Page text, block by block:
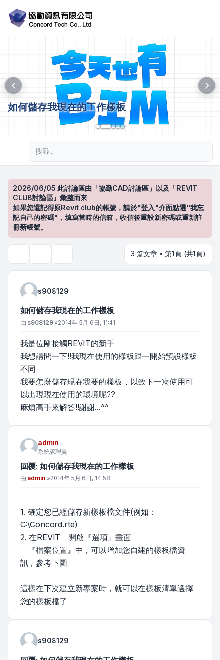
如何儲存我現在的工作樣板
2026/06/05 此討論區由「協勤CAD討論區」以及「REVIT
CLUB討論區」彙整而來
如果您還記得原Revit club的帳號，請於"登入"介面點選"我忘
記自己的密碼"，填寫當時的信箱，收信後重設新密碼或重新註
冊新帳號。
3 篇文章 • 第1頁 (共1頁)
s908129
如何儲存我現在的工作樣板
文章
由 s908129 »2014年 5月 6日, 11:41
我是位剛接觸REVIT的新手
我想請問一下!!我現在使用的樣板跟一開始預設樣板
不同
我要怎麼儲存現在我要的樣板，以致下一次使用可
以出現現在使用的環境呢??
麻煩高手來解答!!謝謝...^^
admin
系統管理員
回覆: 如何儲存我現在的工作樣板
文章
由 admin »2014年 5月 6日, 14:58
1. 確定您已經儲存新樣板檔文件(例如：
C:\Concord.rte)
2. 在REVIT 開啟『選項』畫面
『檔案位置』中，可以增加您自建的樣板檔資
訊，參考下圖
這樣在下次建立新專案時，就可以在樣板清單選擇
您的樣板檔了
s908129